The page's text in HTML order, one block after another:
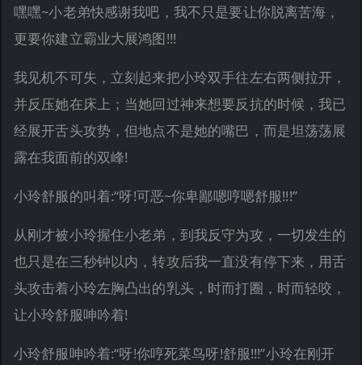
嘿嘿~小老弟快感谢我吧，我不只是要让你脱离苦海，
更要你建立霸业大展鸿图!!!
我见机不可失，立刻起来把小玲双手往左右两侧拉开，
并反压她在床上；当她回过神来想要反抗的时候，我已
经展开舌头攻势，但地点不是她的嘴巴，而是坦荡荡展
露在我面前的双峰!
小玲舒服的叫着:“呀!可恶~你卑鄙嗯哼嗯舒服!!!”
从刚才被小玲握住小老弟，到我反守为攻，一切发生的
也只是在三秒钟以内，转攻后我一直没有停下来，用舌
头攻击着小玲左胸凸出的乳头，时而打圈，时而轻咬，
让小玲舒服呻吟着!
小玲舒服呻吟着:“呀!你哼死菜鸟呀!舒服!!!”小玲在刚开